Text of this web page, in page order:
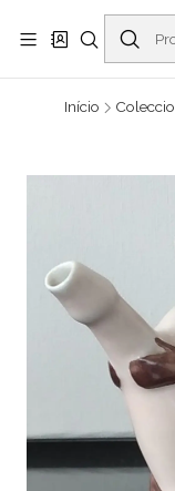
Buscantiguidades -
Castelo -
Início